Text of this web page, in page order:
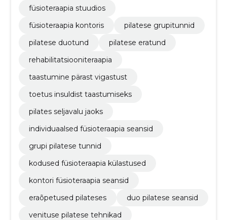
füsioteraapia stuudios
füsioteraapia kontoris
pilatese grupitunnid
pilatese duotund
pilatese eratund
rehabilitatsiooniteraapia
taastumine pärast vigastust
toetus insuldist taastumiseks
pilates seljavalu jaoks
individuaalsed füsioteraapia seansid
grupi pilatese tunnid
kodused füsioteraapia külastused
kontori füsioteraapia seansid
eraõpetused pilateses
duo pilatese seansid
venituse pilatese tehnikad